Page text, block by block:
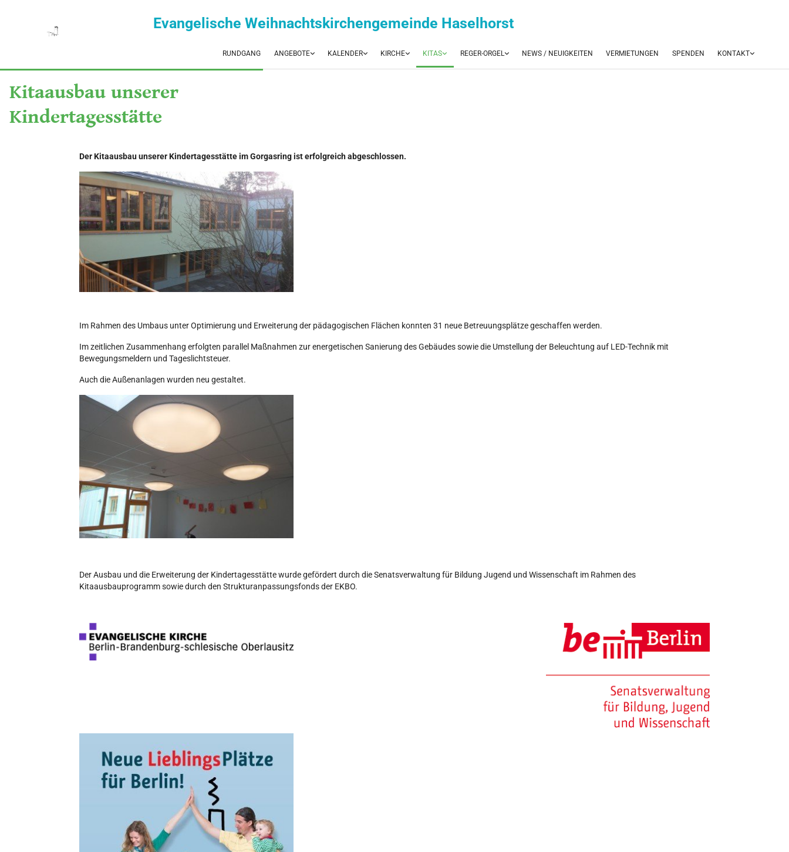
Evangelische Weihnachtskirchengemeinde Haselhorst
RUNDGANG ANGEBOTE KALENDER KIRCHE KITAS REGER-ORGEL NEWS / NEUIGKEITEN VERMIETUNGEN SPENDEN KONTAKT
Kitaausbau unserer
Kindertagesstätte
Der Kitaausbau unserer Kindertagesstätte im Gorgasring ist erfolgreich abgeschlossen.
Im Rahmen des Umbaus unter Optimierung und Erweiterung der pädagogischen Flächen konnten 31 neue Betreuungsplätze geschaffen werden.
Im zeitlichen Zusammenhang erfolgten parallel Maßnahmen zur energetischen Sanierung des Gebäudes sowie die Umstellung der Beleuchtung auf LED-Technik mit
Bewegungsmeldern und Tageslichtsteuer.
Auch die Außenanlagen wurden neu gestaltet.
Der Ausbau und die Erweiterung der Kindertagesstätte wurde gefördert durch die Senatsverwaltung für Bildung Jugend und Wissenschaft im Rahmen des
Kitaausbauprogramm sowie durch den Strukturanpassungsfonds der EKBO.